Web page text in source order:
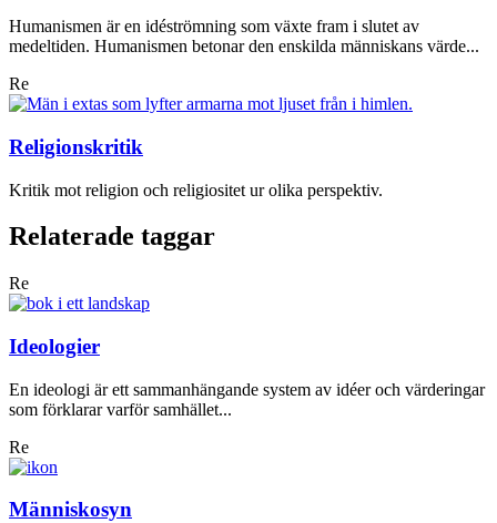
Humanismen är en idéströmning som växte fram i slutet av
medeltiden. Humanismen betonar den enskilda människans värde...
Re
Religionskritik
Kritik mot religion och religiositet ur olika perspektiv.
Relaterade taggar
Re
Ideologier
En ideologi är ett sammanhängande system av idéer och värderingar
som förklarar varför samhället...
Re
Människosyn